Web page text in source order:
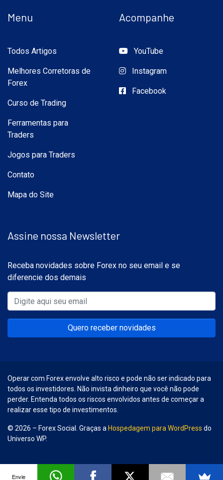
Menu
Todos Artigos
Melhores Corretoras de
Forex
Curso de Trading
Ferramentas para
Traders
Jogos para Traders
Contato
Mapa do Site
Acompanhe
YouTube
Instagram
Facebook
Assine nossa Newsletter
Receba novidades sobre Forex no seu email e se
diferencie dos demais
Quero receber novidades
Operar com Forex envolve alto risco e pode não ser indicado para
todos os investidores. Não invista dinheiro que você não pode
perder. Entenda todos os riscos envolvidos antes de começar a
realizar esse tipo de investimentos.
© 2026 – Forex Social. Graças a Hospedagem para WordPress do
Universo WP.
Envie